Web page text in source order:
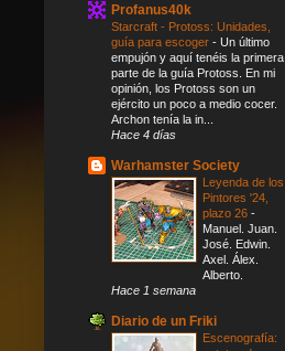
Profanus40k
Starcraft - Protoss: Unidades,
guía para escoger - Un último
empujón y aquí tenéis la primera
parte de la guía Protoss. En mi
opinión, los Protoss son un
ejército un poco a medio cocer.
Archon tenía la in...
Hace 4 días
Warhamster Society
Leyenda de los
Pintores '24,
plazo 26 -
Manuel. Juan.
José. Edwin.
Axel. Álex.
Alberto.
Hace 1 semana
Diario de un Friki
Escenografía: